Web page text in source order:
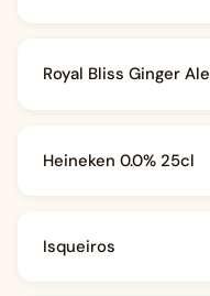
Royal Bliss Ginger Ale
Heineken 0.0% 25cl
Isqueiros